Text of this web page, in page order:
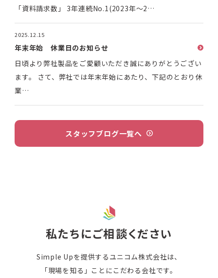
スタッフブログ一覧へ
「資料請求数」 3年連続No.1(2023年～2…
2025.12.15
年末年始 休業日のお知らせ
日頃より弊社製品をご愛顧いただき誠にありがとうござい
ます。 さて、弊社では年末年始にあたり、下記のとおり休
業…
私たちにご相談ください
Simple Upを提供するユニコム株式会社は、
「現場を知る」ことにこだわる会社です。